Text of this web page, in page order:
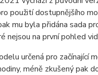
použití dostupnějšího
mu byla přidána sada
nejsou na první pohled
určená pro
méně zkušený pak